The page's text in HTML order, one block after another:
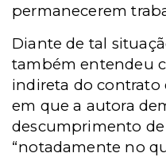
permanecerem
Diante de tal
também entendeu
indireta do contrato
em que a autora
descumprimento
“notadamente no